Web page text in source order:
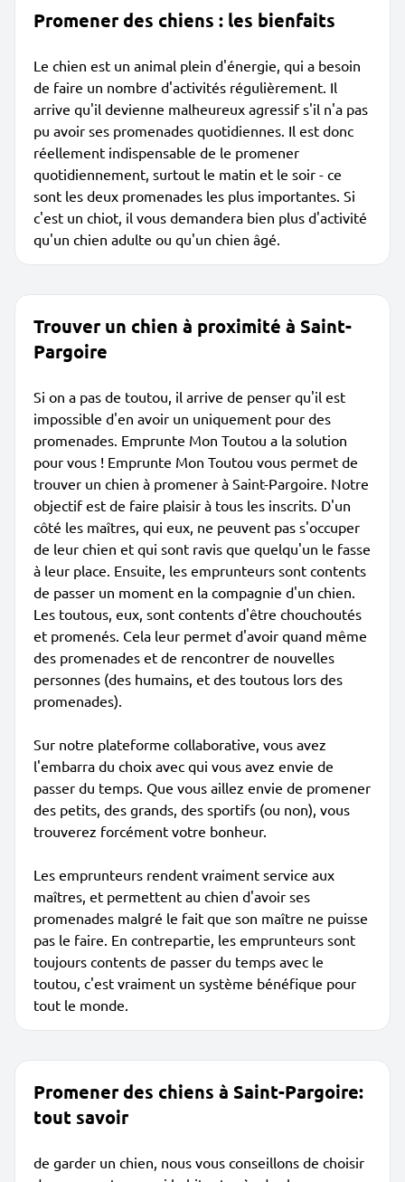
Promener des chiens : les bienfaits
Le chien est un animal plein d'énergie, qui a besoin
de faire un nombre d'activités régulièrement. Il
arrive qu'il devienne malheureux agressif s'il n'a pas
pu avoir ses promenades quotidiennes. Il est donc
réellement indispensable de le promener
quotidiennement, surtout le matin et le soir - ce
sont les deux promenades les plus importantes. Si
c'est un chiot, il vous demandera bien plus d'activité
qu'un chien adulte ou qu'un chien âgé.
Trouver un chien à proximité à Saint-
Pargoire
Si on a pas de toutou, il arrive de penser qu'il est
impossible d'en avoir un uniquement pour des
promenades. Emprunte Mon Toutou a la solution
pour vous ! Emprunte Mon Toutou vous permet de
trouver un chien à promener à Saint-Pargoire. Notre
objectif est de faire plaisir à tous les inscrits. D'un
côté les maîtres, qui eux, ne peuvent pas s'occuper
de leur chien et qui sont ravis que quelqu'un le fasse
à leur place. Ensuite, les emprunteurs sont contents
de passer un moment en la compagnie d'un chien.
Les toutous, eux, sont contents d'être chouchoutés
et promenés. Cela leur permet d'avoir quand même
des promenades et de rencontrer de nouvelles
personnes (des humains, et des toutous lors des
promenades).
Sur notre plateforme collaborative, vous avez
l'embarra du choix avec qui vous avez envie de
passer du temps. Que vous aillez envie de promener
des petits, des grands, des sportifs (ou non), vous
trouverez forcément votre bonheur.
Les emprunteurs rendent vraiment service aux
maîtres, et permettent au chien d'avoir ses
promenades malgré le fait que son maître ne puisse
pas le faire. En contrepartie, les emprunteurs sont
toujours contents de passer du temps avec le
toutou, c'est vraiment un système bénéfique pour
tout le monde.
Promener des chiens à Saint-Pargoire:
tout savoir
de garder un chien, nous vous conseillons de choisir